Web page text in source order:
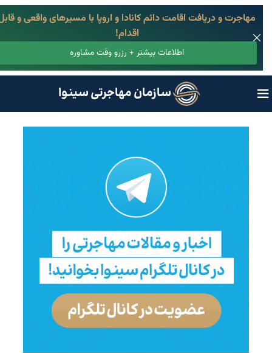
سازمان مهاجرتی سینوا
مهاجرت و دریافت اقامت دائم کانادا و اروپا با مسیرهای واقعی و
اقدام!
اطلاعات بیشتر + رزرو وقت مشاوره